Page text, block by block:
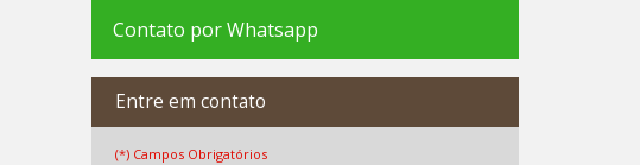
Contato por Whatsapp
Entre em contato
(*) Campos Obrigatórios